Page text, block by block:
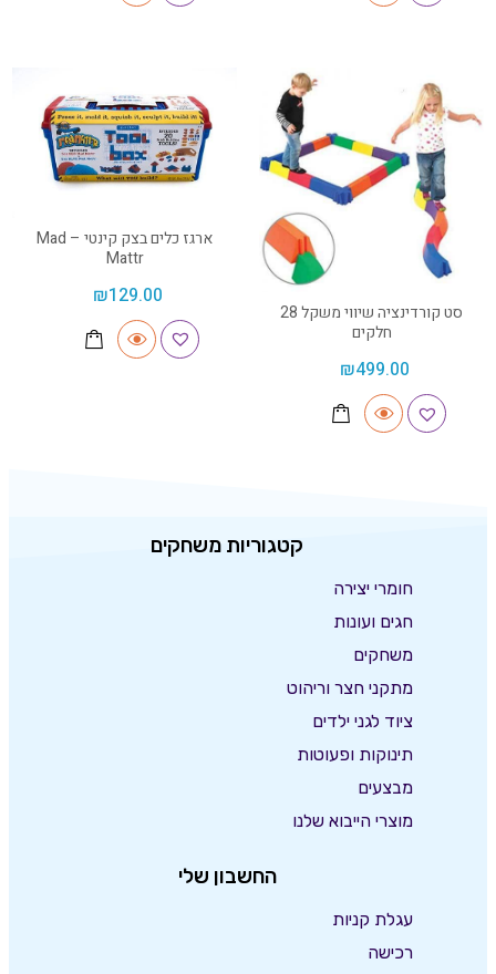
סט קורדינציה שיווי משקל 28
חלקים
₪499.00
ארגז כלים בצק קינטי – Mad
Mattr
₪129.00
קטגוריות משחקים
חומרי יצירה
חגים ועונות
משחקים
מתקני חצר וריהוט
ציוד לגני ילדים
תינוקות ופעוטות
מבצעים
מוצרי הייבוא שלנו
החשבון שלי
עגלת קניות
רכישה